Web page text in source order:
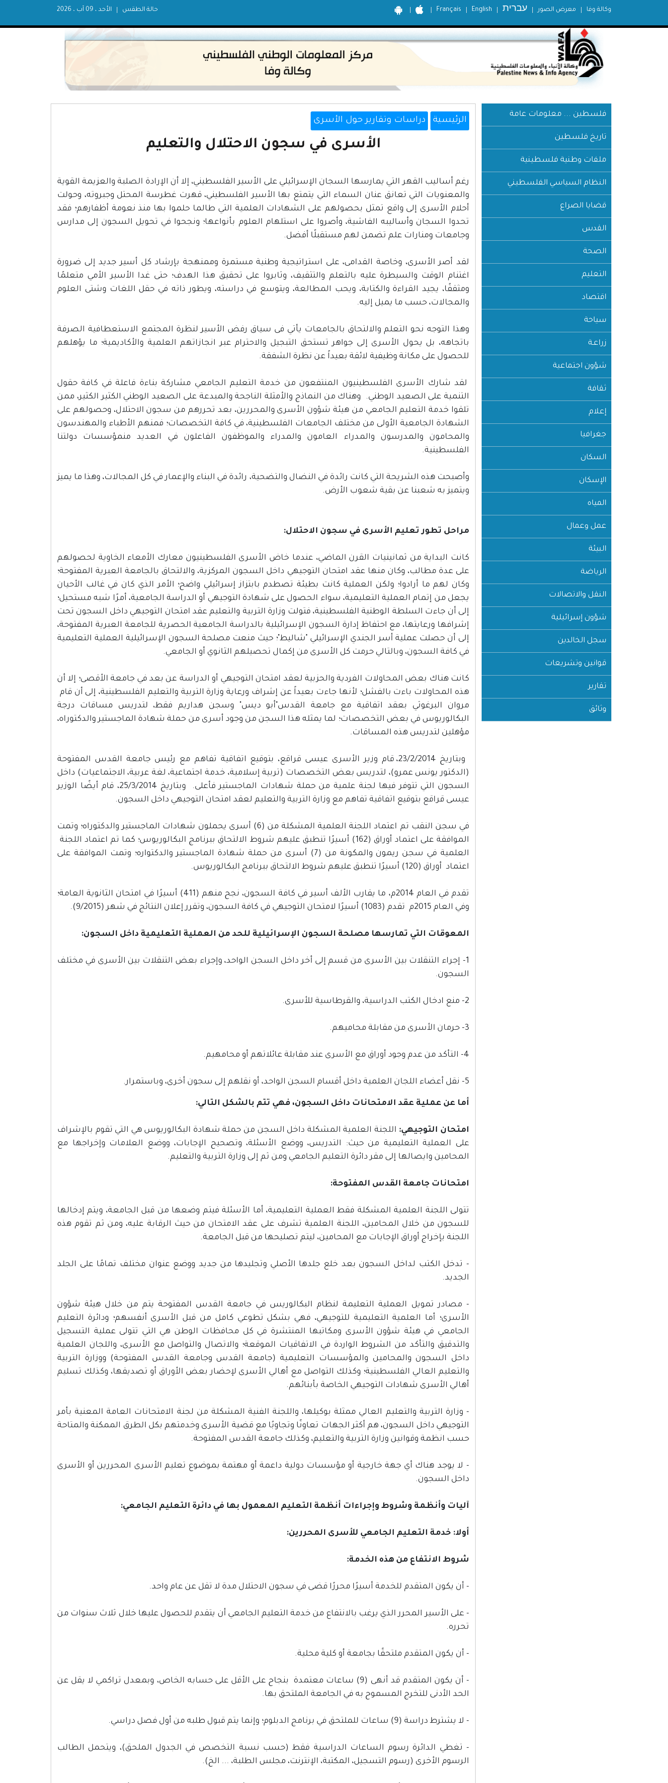
Français English עברית معرض الصور وكالة وفا الأحد ، 09 آب ، 2026 حالة الطقس
فلسطين ... معلومات عامة
تاريخ فلسطين
ملفات وطنية فلسطينية
النظام السياسي الفلسطيني
قضايا الصراع
القدس
الصحة
التعليم
اقتصاد
سياحة
زراعـة
شؤون اجتماعية
ثقافة
إعلام
جغرافيا
السكان
الإسكان
المياه
عمل وعمال
البيئة
الرياضة
النقل والاتصالات
شؤون إسرائيلية
سجل الخالدين
قوانين وتشريعات
تقارير
وثائق
الرئيسية دراسات وتقارير حول الأسرى
الأسرى في سجون الاحتلال والتعليم
رغم أساليب القهر التي يمارسها السجان الإسرائيلي على الأسير الفلسطيني، إلا أن الإرادة الصلبة والعزيمة القوية
والمعنويات التي تعانق عنان السماء التي يتمتع بها الأسير الفلسطيني، قهرت غطرسة المحتل وجبروته، وحولت
أحلام الأسرى إلى واقع تمثل بحصولهم على الشهادات العلمية التي طالما حلموا بها منذ نعومة أظفارهم؛ فقد
تحدوا السجان وأساليبه الفاشية، وأصروا على استلهام العلوم بأنواعها؛ ونجحوا في تحويل السجون إلى مدارس
وجامعات ومنارات علم تضمن لهم مستقبلًا أفضل.
لقد أصر الأسرى، وخاصة القدامى، على استراتيجية وطنية مستمرة وممنهجة بإرشاد كل أسير جديد إلى ضرورة
اغتنام الوقت والسيطرة عليه بالتعلم والتثقيف، وثابروا على تحقيق هذا الهدف؛ حتى غدا الأسير الأمي متعلمًا
ومثقفًا، يجيد القراءة والكتابة، ويحب المطالعة، ويتوسع في دراسته، ويطور ذاته في حقل اللغات وشتى العلوم
والمجالات، حسب ما يميل إليه.
وهذا التوجه نحو التعلم والالتحاق بالجامعات يأتي فى سياق رفض الأسير لنظرة المجتمع الاستعطافية الصرفة
باتجاهه، بل يحول الأسرى إلى جواهر تستحق التبجيل والاحترام عبر انجازاتهم العلمية والأكاديمية؛ ما يؤهلهم
للحصول على مكانة وظيفية لائقة بعيداً عن نظرة الشفقة.
لقد شارك الأسرى الفلسطينيون المنتفعون من خدمة التعليم الجامعي مشاركة بناءة فاعلة في كافة حقول
التنمية على الصعيد الوطني. وهناك من النماذج والأمثلة الناجحة والمبدعة على الصعيد الوطني الكثير الكثير، ممن
تلقوا خدمة التعليم الجامعي من هيئة شؤون الأسرى والمحررين، بعد تحررهم من سجون الاحتلال، وحصولهم على
الشهادة الجامعية الأولى من مختلف الجامعات الفلسطينية، في كافة التخصصات؛ فمنهم الأطباء والمهندسون
والمحامون والمدرسون والمدراء العامون والمدراء والموظفون الفاعلون في العديد منمؤسسات دولتنا
الفلسطينية.
وأصبحت هذه الشريحة التي كانت رائدة في النضال والتضحية، رائدة في البناء والإعمار في كل المجالات، وهذا ما يميز
ويتميز به شعبنا عن بقية شعوب الأرض.
مراحل تطور تعليم الأسرى في سجون الاحتلال:
كانت البداية من ثمانينيات القرن الماضي، عندما خاض الأسرى الفلسطينيون معارك الأمعاء الخاوية لحصولهم
على عدة مطالب، وكان منها عقد امتحان التوجيهي داخل السجون المركزية، والالتحاق بالجامعة العبرية المفتوحة؛
وكان لهم ما أرادوا؛ ولكن العملية كانت بطيئة تصطدم بابتزاز إسرائيلي واضح؛ الأمر الذي كان في غالب الأحيان
يجعل من إتمام العملية التعليمية، سواء الحصول على شهادة التوجيهي أو الدراسة الجامعية، أمرًا شبه مستحيل؛
إلى أن جاءت السلطة الوطنية الفلسطينية، فتولت وزارة التربية والتعليم عقد امتحان التوجيهي داخل السجون تحت
إشرافها ورعايتها، مع احتفاظ إدارة السجون الإسرائيلية بالدراسة الجامعية الحصرية للجامعة العبرية المفتوحة،
إلى أن حصلت عملية أسر الجندي الإسرائيلي "شاليط"؛ حيث منعت مصلحة السجون الإسرائيلية العملية التعليمية
في كافة السجون، وبالتالي حرمت كل الأسرى من إكمال تحصيلهم الثانوي أو الجامعي.
كانت هناك بعض المحاولات الفردية والحزبية لعقد امتحان التوجيهي أو الدراسة عن بعد في جامعة الأقصى؛ إلا أن
هذه المحاولات باءت بالفشل؛ لأنها جاءت بعيداً عن إشراف ورعاية وزارة التربية والتعليم الفلسطينية، إلى أن قام
مروان البرغوثي بعقد اتفاقية مع جامعة القدس"أبو ديس" وسجن هداريم فقط، لتدريس مساقات درجة
البكالوريوس في بعض التخصصات؛ لما يمثله هذا السجن من وجود أسرى من حملة شهادة الماجستير والدكتوراه،
مؤهلين لتدريس هذه المساقات.
وبتاريخ 23/2/2014، قام وزير الأسرى عيسى قراقع، بتوقيع اتفاقية تفاهم مع رئيس جامعة القدس المفتوحة
(الدكتور يونس عمرو)، لتدريس بعض التخصصات (تربية إسلامية، خدمة اجتماعية، لغة عربية، الاجتماعيات) داخل
السجون التي تتوفر فيها لجنة علمية من حملة شهادات الماجستير فأعلى. وبتاريخ 25/3/2014، قام أيضًا الوزير
عيسى قراقع بتوقيع اتفاقية تفاهم مع وزارة التربية والتعليم لعقد امتحان التوجيهي داخل السجون.
في سجن النقب تم اعتماد اللجنة العلمية المشكلة من (6) أسرى يحملون شهادات الماجستير والدكتوراه؛ وتمت
الموافقة على اعتماد أوراق (162) أسيرًا تنطبق عليهم شروط الالتحاق ببرنامج البكالوريوس؛ كما تم اعتماد اللجنة
العلمية في سجن ريمون والمكونة من (7) أسرى من حملة شهادة الماجستير والدكتواره؛ وتمت الموافقة على
اعتماد أوراق (120) أسيرًا تنطبق عليهم شروط الالتحاق ببرنامج البكالوريوس.
تقدم في العام 2014م، ما يقارب الألف أسير في كافة السجون، نجح منهم (411) أسيرًا في امتحان الثانوية العامة؛
وفي العام 2015م تقدم (1083) أسيرًا لامتحان التوجيهي في كافة السجون، وتقرر إعلان النتائج في شهر (9/2015).
المعوقات التي تمارسها مصلحة السجون الإسرائيلية للحد من العملية التعليمية داخل السجون:
1- إجراء التنقلات بين الأسرى من قسم إلى أخر داخل السجن الواحد، وإجراء بعض التنقلات بين الأسرى في مختلف
السجون.
2- منع ادخال الكتب الدراسية، والقرطاسية للأسرى.
3- حرمان الأسرى من مقابلة محاميهم.
4- التأكد من عدم وجود أوراق مع الأسرى عند مقابلة عائلاتهم أو محامهيم.
5- نقل أعضاء اللجان العلمية داخل أقسام السجن الواحد، أو نقلهم إلى سجون أخرى، وباستمرار.
أما عن عملية عقد الامتحانات داخل السجون، فهي تتم بالشكل التالي:
امتحان التوجيهي: اللجنة العلمية المشكلة داخل السجن من حملة شهادة البكالوريوس هي التي تقوم بالإشراف
على العملية التعليمية من حيث: التدريس، ووضع الأسئلة، وتصحيح الإجابات، ووضع العلامات وإخراجها مع
المحامين وايصالها إلى مقر دائرة التعليم الجامعي ومن ثم إلى وزارة التربية والتعليم.
امتحانات جامعة القدس المفتوحة:
تتولى اللجنة العلمية المشكلة فقط العملية التعليمية، أما الأسئلة فيتم وضعها من قبل الجامعة، ويتم إدخالها
للسجون من خلال المحامين، اللجنة العلمية تشرف على عقد الامتحان من حيث الرقابة عليه، ومن ثم تقوم هذه
اللجنة بإخراج أوراق الإجابات مع المحامين، ليتم تصليحها من قبل الجامعة.
- تدخل الكتب لداخل السجون بعد خلع جلدها الأصلي وتجليدها من جديد ووضع عنوان مختلف تمامًا على الجلد
الجديد.
- مصادر تمويل العملية التعليمة لنظام البكالوريس في جامعة القدس المفتوحة يتم من خلال هيئة شؤون
الأسرى؛ أما العلمية التعليمية للتوجيهي، فهي بشكل تطوعي كامل من قبل الأسرى أنفسهم؛ ودائرة التعليم
الجامعي في هيئة شؤون الأسرى ومكاتبها المنتشرة في كل محافظات الوطن هي التي تتولى عملية التسجيل
والتدقيق والتأكد من الشروط الواردة في الاتفاقيات الموقعة؛ والاتصال والتواصل مع الأسرى، واللجان العلمية
داخل السجون والمحامين والمؤسسات التعليمية (جامعة القدس وجامعة القدس المفتوحة) ووزارة التربية
والتعليم العالي الفلسطينية؛ وكذلك التواصل مع أهالي الأسرى لإحضار بعض الأوراق أو تصديقها، وكذلك تسليم
أهالي الأسرى شهادات التوجيهي الخاصة بأبنائهم.
- وزارة التربية والتعليم العالي ممثلة بوكيلها، واللجنة الفنية المشكلة من لجنة الامتحانات العامة المعنية بأمر
التوجيهي داخل السجون، هم أكثر الجهات تعاونًا وتجاوبًا مع قضية الأسرى وخدمتهم بكل الطرق الممكنة والمتاحة
حسب انظمة وقوانين وزارة التربية والتعليم، وكذلك جامعة القدس المفتوحة.
- لا يوجد هناك أي جهة خارجية أو مؤسسات دولية داعمة أو مهتمة بموضوع تعليم الأسرى المحررين أو الأسرى
داخل السجون.
آليات وأنظمة وشروط وإجراءات أنظمة التعليم المعمول بها في دائرة التعليم الجامعي:
أولا: خدمة التعليم الجامعي للأسرى المحررين:
شروط الانتفاع من هذه الخدمة:
- أن يكون المتقدم للخدمة أسيرًا محررًا قضى في سجون الاحتلال مدة لا تقل عن عام واحد.
- على الأسير المحرر الذي يرغب بالانتفاع من خدمة التعليم الجامعي أن يتقدم للحصول عليها خلال ثلاث سنوات من
تحرره.
- أن يكون المتقدم ملتحقًا بجامعة أو كلية محلية.
- أن يكون المتقدم قد أنهى (9) ساعات معتمدة بنجاح على الأقل على حسابه الخاص، وبمعدل تراكمي لا يقل عن
الحد الأدنى للتخرج المسموح به في الجامعة الملتحق بها.
- لا يشترط دراسة (9) ساعات للملتحق في برنامج الدبلوم؛ وإنما يتم قبول طلبه من أول فصل دراسي.
- تغطي الدائرة رسوم الساعات الدراسية فقط (حسب نسبة التخصص في الجدول الملحق)، ويتحمل الطالب
الرسوم الأخرى (رسوم التسجيل، المكتبة، الإنترنت، مجلس الطلبة، ... الخ).